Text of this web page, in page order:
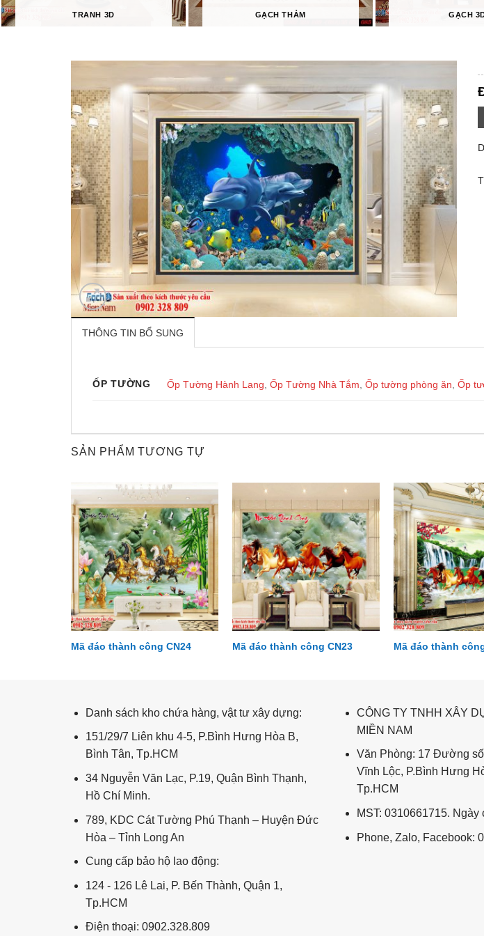
TRANH 3D GẠCH THẢM GẠCH
THÔNG TIN BỔ SUNG
ỐP TƯỜNG Ốp Tường Hành Lang ,Ốp Tường Nhà Tắm ,Ốp tường phòng ăn ,Ốp
SẢN PHẨM TƯƠNG TỰ
Mã đáo thành công CN24 Mã đáo thành công CN23 Mã đáo thành
Danh sách kho chứa hàng, vật tư xây dựng:
151/29/7 Liên khu 4-5, P.Bình Hưng Hòa B,
Bình Tân, Tp.HCM
34 Nguyễn Văn Lạc, P.19, Quận Bình Thạnh,
Hồ Chí Minh.
789, KDC Cát Tường Phú Thạnh – Huyện Đức
Hòa – Tỉnh Long An
Cung cấp bảo hộ lao động:
124 - 126 Lê Lai, P. Bến Thành, Quận 1,
Tp.HCM
Điện thoại: 0902.328.809
CÔNG TY TNHH XÂY
MIỀN NAM
Văn Phòng: 17 Đường
Vĩnh Lộc, P.Bình Hưng
Tp.HCM
MST: 0310661715. Ngày
Phone, Zalo, Facebook: